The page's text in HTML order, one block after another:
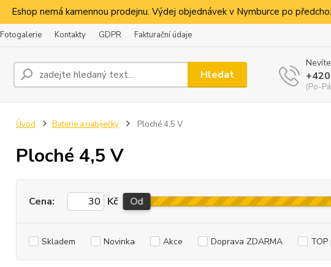
Eshop nemá kamennou prodejnu. Výdej objednávek v Nymburce po
Fotogalerie Kontakty GDPR Fakturační údaje
Hledat
(Po-
Úvod Baterie a nabíječky Ploché 4,5 V
Ploché 4,5 V
Cena: Kč Od
Skladem Novinka Akce Doprava ZDARMA